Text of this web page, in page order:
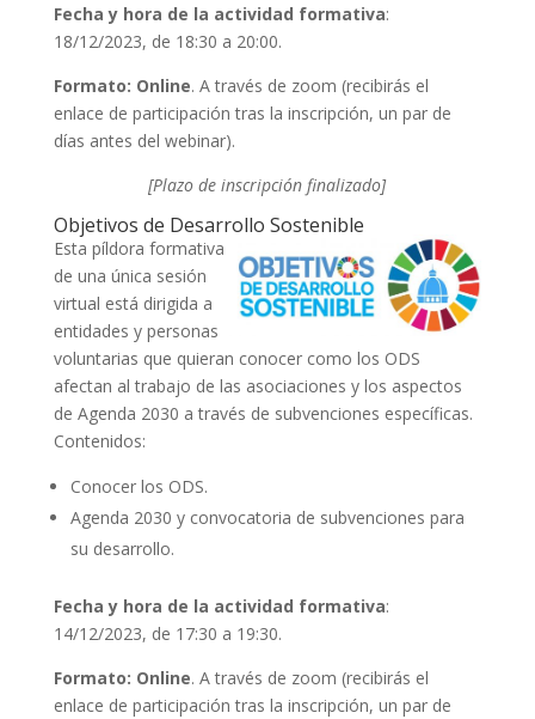
Fecha y hora de la actividad formativa:
18/12/2023, de 18:30 a 20:00.
Formato: Online. A través de zoom (recibirás el
enlace de participación tras la inscripción, un par de
días antes del webinar).
[Plazo de inscripción finalizado]
Objetivos de Desarrollo Sostenible
Esta píldora formativa
de una única sesión
virtual está dirigida a
entidades y personas
voluntarias que quieran conocer como los ODS
afectan al trabajo de las asociaciones y los aspectos
de Agenda 2030 a través de subvenciones específicas.
Contenidos:
Conocer los ODS.
Agenda 2030 y convocatoria de subvenciones para
su desarrollo.
Fecha y hora de la actividad formativa:
14/12/2023, de 17:30 a 19:30.
Formato: Online. A través de zoom (recibirás el
enlace de participación tras la inscripción, un par de